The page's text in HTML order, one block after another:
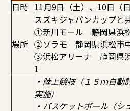
日時 11月9日（土）、10日（
場所
スズキジャパンカップと
①新川モール 静岡県浜
②ソラモ 静岡県浜松市
③浜松アリーナ 静岡県
1
・陸上競技（１５ｍ自
実施)
・バスケットボール（